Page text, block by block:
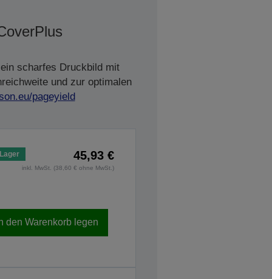
scharfes Druckbild mit
und zur optimalen
pageyield
45,93 €
inkl. MwSt. (38,60 € ohne MwSt.)
den Warenkorb legen